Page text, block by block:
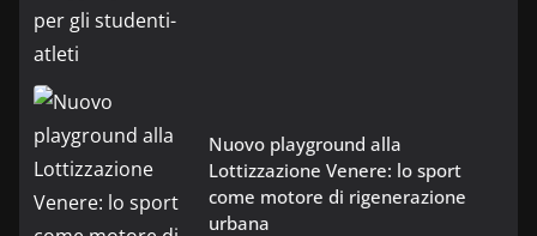
Nuovo playground alla
Lottizzazione Venere: lo sport
come motore di rigenerazione
urbana